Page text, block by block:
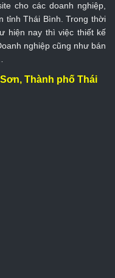
cho các doanh nghiệp,
tỉnh Thái Bình. Trong thời
hiện nay thì việc thiết kế
nghiệp cũng như bán
Thành phố Thái